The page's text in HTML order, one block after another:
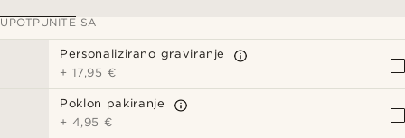
UPOTPUNITE SA
Personalizirano graviranje
+ 17,95 €
Poklon pakiranje
+ 4,95 €